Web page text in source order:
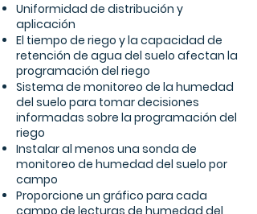
Uniformidad de distribución y
aplicación
El tiempo de riego y la capacidad de
retención de agua del suelo afectan la
programación del riego
Sistema de monitoreo de la humedad
del suelo para tomar decisiones
informadas sobre la programación del
riego
Instalar al menos una sonda de
monitoreo de humedad del suelo por
campo
Proporcione un gráfico para cada
campo de lecturas de humedad del